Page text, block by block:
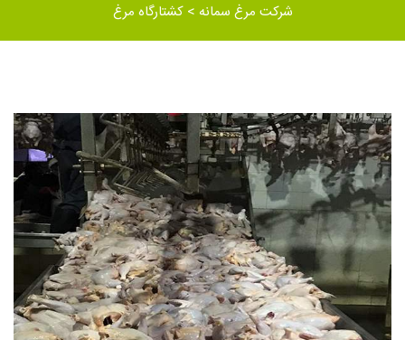
شرکت مرغ سمانه >کشتارگاه مرغ